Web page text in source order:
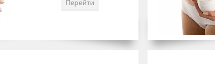
Перейти